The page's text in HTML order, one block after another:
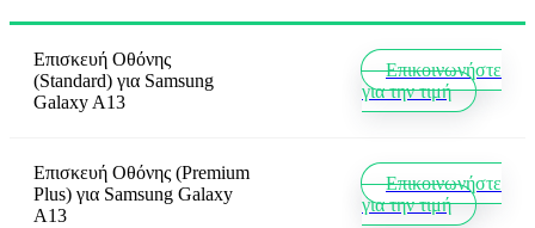
Επισκευή Οθόνης
(Standard) για Samsung
Galaxy A13
Επικοινωνήστε
για την τιμή
Επισκευή Οθόνης (Premium
Plus) για Samsung Galaxy
A13
Επικοινωνήστε
για την τιμή